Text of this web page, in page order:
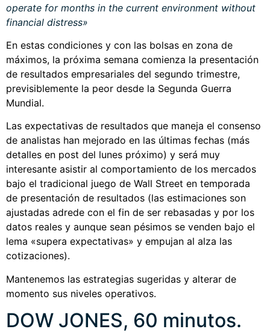
operate for months in the current environment without
financial distress»
En estas condiciones y con las bolsas en zona de
máximos, la próxima semana comienza la presentación
de resultados empresariales del segundo trimestre,
previsiblemente la peor desde la Segunda Guerra
Mundial.
Las expectativas de resultados que maneja el consenso
de analistas han mejorado en las últimas fechas (más
detalles en post del lunes próximo) y será muy
interesante asistir al comportamiento de los mercados
bajo el tradicional juego de Wall Street en temporada
de presentación de resultados (las estimaciones son
ajustadas adrede con el fin de ser rebasadas y por los
datos reales y aunque sean pésimos se venden bajo el
lema «supera expectativas» y empujan al alza las
cotizaciones).
Mantenemos las estrategias sugeridas y alterar de
momento sus niveles operativos.
DOW JONES, 60 minutos.